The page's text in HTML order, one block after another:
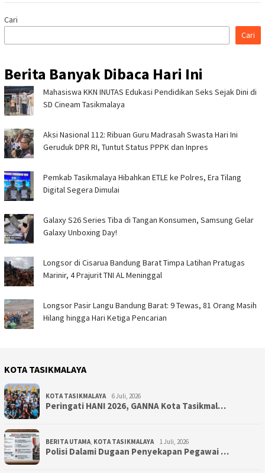
Cari
Cari
Berita Banyak Dibaca Hari Ini
Mahasiswa KKN INUTAS Edukasi Pendidikan Seks Sejak Dini di
SD Cineam Tasikmalaya
Aksi Nasional 112: Ribuan Guru Madrasah Swasta Hari Ini
Geruduk DPR RI, Tuntut Status PPPK dan Inpres
Pemkab Tasikmalaya Hibahkan ETLE ke Polres, Era Tilang
Digital Segera Dimulai
Galaxy S26 Series Tiba di Tangan Konsumen, Samsung Gelar
Galaxy Unboxing Day!
Longsor di Cisarua Bandung Barat Timpa Latihan Pra­tugas
Marinir, 4 Prajurit TNI AL Meninggal
Longsor Pasir Langu Bandung Barat: 9 Tewas, 81 Orang Masih
Hilang hingga Hari Ketiga Pencarian
KOTA TASIKMALAYA
KOTA TASIKMALAYA 6 Juli, 2026
Peringati HANI 2026, GANNA Kota Tasikmal…
BERITA UTAMA KOTA TASIKMALAYA 1 Juli, 2026
Polisi Dalami Dugaan Penyekapan Pegawai …